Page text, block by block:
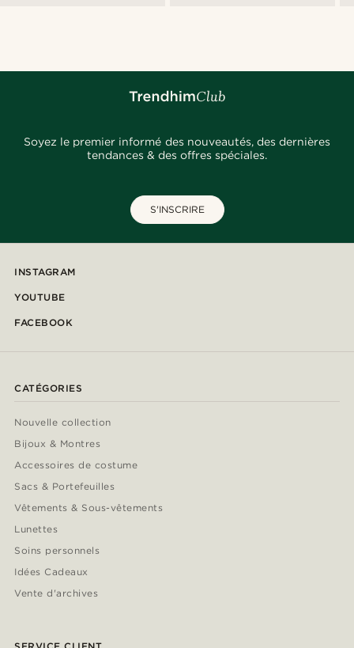
Soyez le premier informé des nouveautés, des dernières
tendances & des offres spéciales.
S'INSCRIRE
INSTAGRAM
YOUTUBE
FACEBOOK
CATÉGORIES
Nouvelle collection
Bijoux & Montres
Accessoires de costume
Sacs & Portefeuilles
Vêtements & Sous-vêtements
Lunettes
Soins personnels
Idées Cadeaux
Vente d'archives